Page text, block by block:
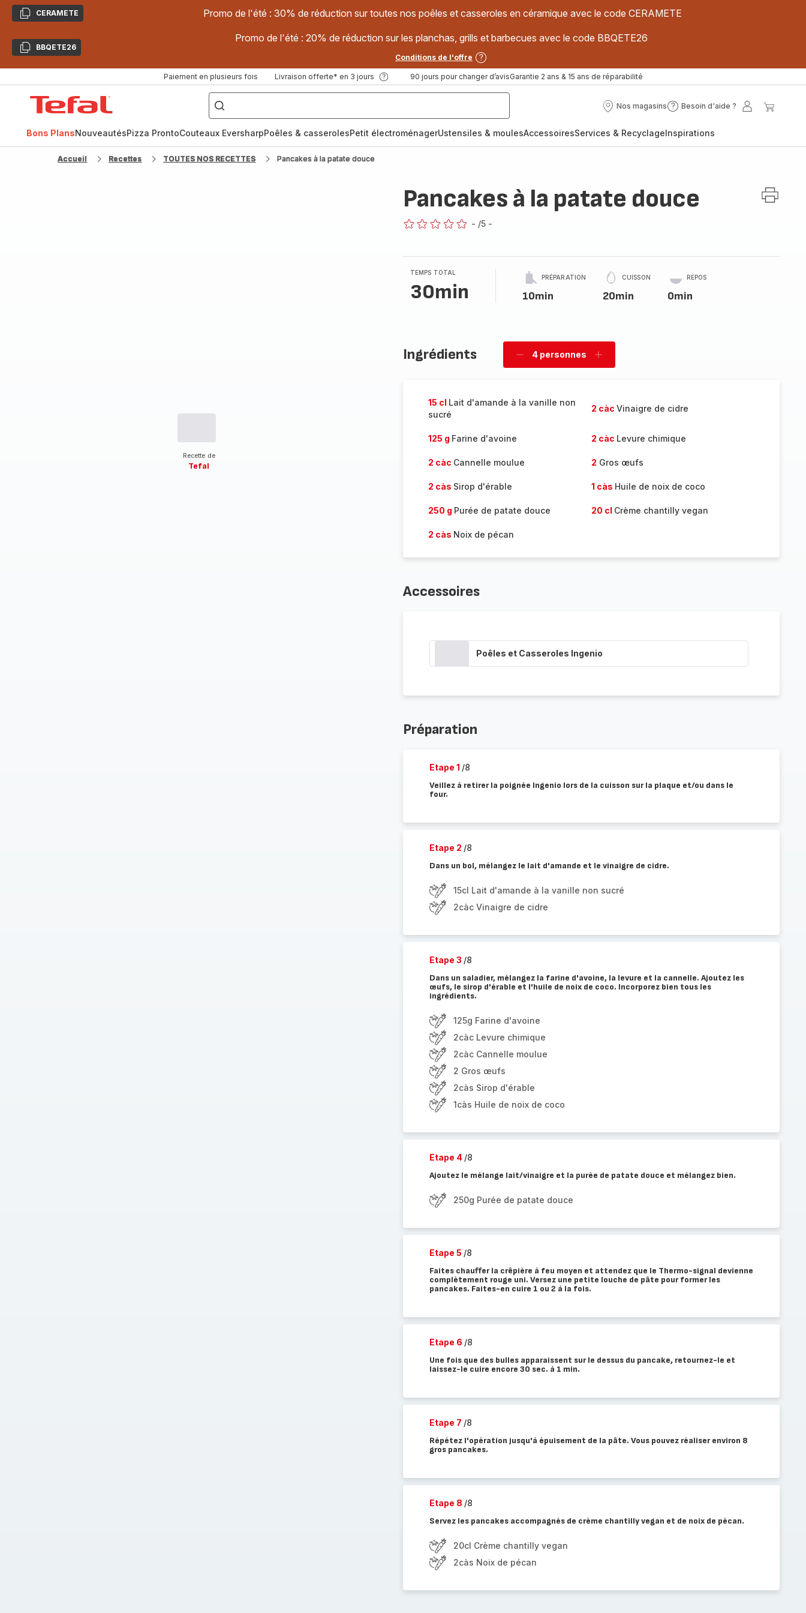
CopierCERAMETE Promo de l'été : 30% de réduction sur toutes nos poêles et casseroles en céramique avec le code CERAMETE
CopierBBQETE26
Promo de l'été : 20% de réduction sur les planchas, grills et barbecues avec le code BBQETE26
Conditions de l'offre
Paiement en plusieurs fois Livraison offerte* en 3 jours 90 jours pour changer d’avisGarantie 2 ans & 15 ans de réparabilité
["Poêles
inox,
Cake
Factory,
Nos magasins
Nos
Besoin d'aide ?
Besoin
?
Mon
Bons PlansNouveautésPizza ProntoCouteaux EversharpPoêles & casserolesPetit électroménagerUstensiles & moulesAccessoiresServices & RecyclageInspirations
Accueil Recettes TOUTES NOS RECETTES Pancakes à la patate douce
Recette de
Tefal
Pancakes à la patate douce
- /5 -
TEMPS TOTAL
30min
PRÉPARATION
10min
CUISSON
20min
REPOS
0min
Ingrédients
Supprimer
4 personnes
Ajouter
15 cl Lait d'amande à la vanille non
sucré
2 càc Vinaigre de cidre
125 g Farine d'avoine 2 càc Levure chimique
2 càc Cannelle moulue 2 Gros œufs
2 càs Sirop d'érable 1 càs Huile de noix de coco
250 g Purée de patate douce 20 cl Crème chantilly vegan
2 càs Noix de pécan
Accessoires
Poêles et Casseroles Ingenio
Préparation
Etape 1 /8
Veillez à retirer la poignée Ingenio lors de la cuisson sur la plaque et/ou dans le
four.
Etape 2 /8
Dans un bol, mélangez le lait d'amande et le vinaigre de cidre.
15cl Lait d'amande à la vanille non sucré
2càc Vinaigre de cidre
Etape 3 /8
Dans un saladier, mélangez la farine d'avoine, la levure et la cannelle. Ajoutez les
œufs, le sirop d'érable et l'huile de noix de coco. Incorporez bien tous les
ingrédients.
125g Farine d'avoine
2càc Levure chimique
2càc Cannelle moulue
2 Gros œufs
2càs Sirop d'érable
1càs Huile de noix de coco
Etape 4 /8
Ajoutez le mélange lait/vinaigre et la purée de patate douce et mélangez bien.
250g Purée de patate douce
Etape 5 /8
Faites chauffer la crêpière à feu moyen et attendez que le Thermo-signal devienne
complètement rouge uni. Versez une petite louche de pâte pour former les
pancakes. Faites-en cuire 1 ou 2 à la fois.
Etape 6 /8
Une fois que des bulles apparaissent sur le dessus du pancake, retournez-le et
laissez-le cuire encore 30 sec. à 1 min.
Etape 7 /8
Répétez l'opération jusqu'à épuisement de la pâte. Vous pouvez réaliser environ 8
gros pancakes.
Etape 8 /8
Servez les pancakes accompagnés de crème chantilly vegan et de noix de pécan.
20cl Crème chantilly vegan
2càs Noix de pécan